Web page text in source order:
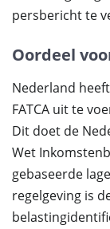
persbericht te
Oordeel
Nederland
FATCA uit te
Dit doet de
Wet
gebaseerde
regelgeving is